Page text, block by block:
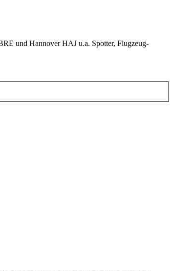
und Hannover HAJ u.a. Spotter, Flugzeug-